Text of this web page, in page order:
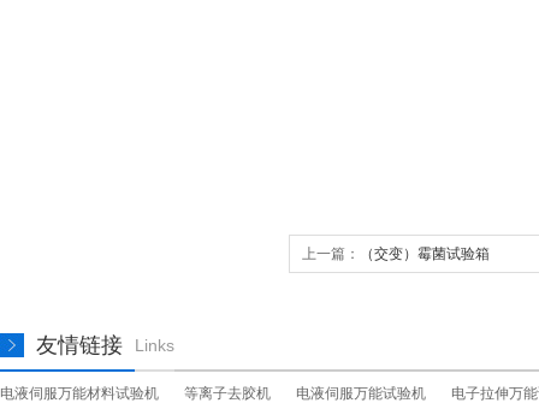
上一篇： （交变）霉菌试验箱
友情链接 Links
电液伺服万能材料试验机 等离子去胶机 电液伺服万能试验机
电子拉伸万